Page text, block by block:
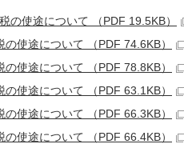
使途について （PDF 19.5KB）
使途について （PDF 74.6KB）
使途について （PDF 78.8KB）
使途について （PDF 63.1KB）
使途について （PDF 66.3KB）
使途について （PDF 66.4KB）